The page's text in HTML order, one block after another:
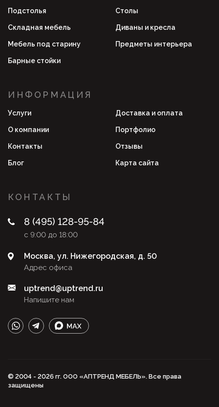
Подстолья Столы
Складная мебель Диваны и кресла
Мебель под старину Предметы интерьера
Барные стойки
ИНФОРМАЦИЯ
Услуги Доставка и оплата
О компании Портфолио
Контакты Отзывы
Блог Карта сайта
КОНТАКТЫ
8 (495) 128-95-84
с 9:00 до 18:00
Адрес офиса
Москва, ул. Нижегородская, д. 50
Напишите нам
uptrend@uptrend.ru
© 2004 - 2026 гг. ООО «АПТРЕНД МЕБЕЛЬ». Все права
защищены